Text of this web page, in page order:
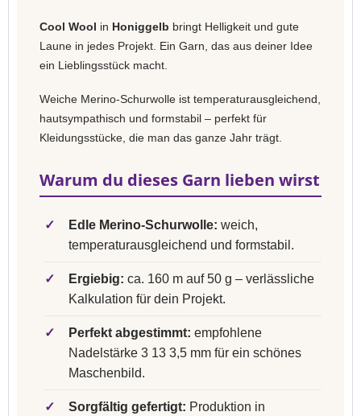
Cool Wool in Honiggelb bringt Helligkeit und gute
Laune in jedes Projekt. Ein Garn, das aus deiner Idee
ein Lieblingsstück macht.
Weiche Merino-Schurwolle ist temperaturausgleichend,
hautsympathisch und formstabil – perfekt für
Kleidungsstücke, die man das ganze Jahr trägt.
Warum du dieses Garn lieben wirst
✓ Edle Merino-Schurwolle: weich,
temperaturausgleichend und formstabil.
✓ Ergiebig: ca. 160 m auf 50 g – verlässliche
Kalkulation für dein Projekt.
✓ Perfekt abgestimmt: empfohlene
Nadelstärke 3 13 3,5 mm für ein schönes
Maschenbild.
✓ Sorgfältig gefertigt: Produktion in